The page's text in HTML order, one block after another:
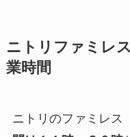
ニトリファミレ
業時間
ニトリのファミレス